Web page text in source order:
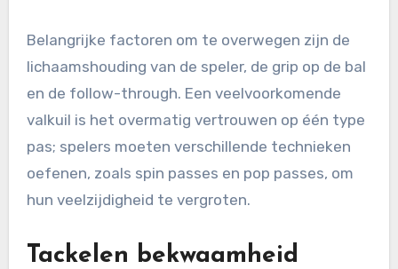
Belangrijke factoren om te overwegen zijn de
lichaamshouding van de speler, de grip op de bal
en de follow-through. Een veelvoorkomende
valkuil is het overmatig vertrouwen op één type
pas; spelers moeten verschillende technieken
oefenen, zoals spin passes en pop passes, om
hun veelzijdigheid te vergroten.
Tackelen bekwaamheid